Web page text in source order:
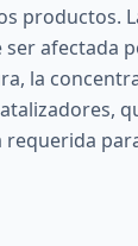
productos.
ser afectada
la